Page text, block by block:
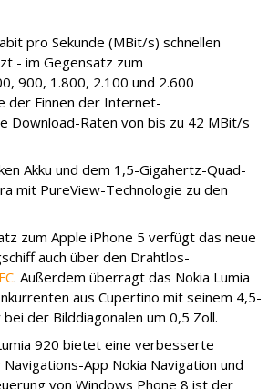
pro Sekunde (MBit/s) schnellen
- im Gegensatz zum
900, 1.800, 2.100 und 2.600
der Finnen der Internet-
Download-Raten von bis zu 42 MBit/s
Akku und dem 1,5-Gigahertz-Quad-
mit PureView-Technologie zu den
zum Apple iPhone 5 verfügt das neue
auch über den Drahtlos-
. Außerdem überragt das Nokia Lumia
aus Cupertino mit seinem 4,5-
bei der Bilddiagonalen um 0,5 Zoll.
920 bietet eine verbesserte
App Nokia Navigation und
von Windows Phone 8 ist der